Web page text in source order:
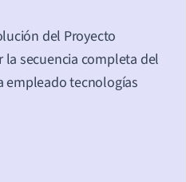
del Proyecto
secuencia completa del
empleado tecnologías